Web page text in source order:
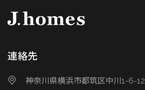
連絡先
神奈川県横浜市都筑区中川1-6-12